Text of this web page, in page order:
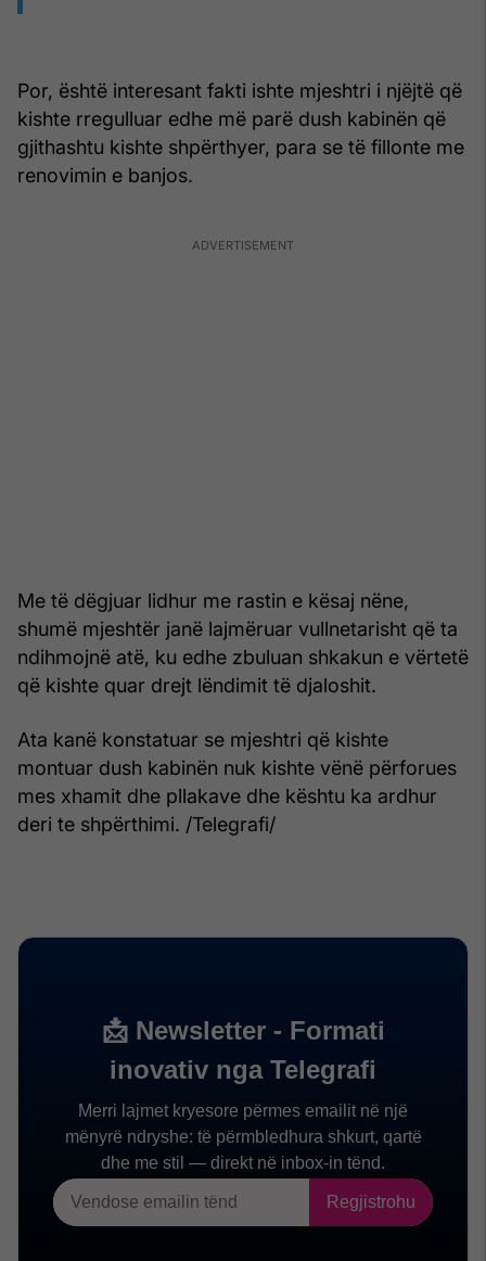
Por, është interesant fakti ishte mjeshtri i njëjtë që
kishte rregulluar edhe më parë dush kabinën që
gjithashtu kishte shpërthyer, para se të fillonte me
renovimin e banjos.
Me të dëgjuar lidhur me rastin e kësaj nëne,
shumë mjeshtër janë lajmëruar vullnetarisht që ta
ndihmojnë atë, ku edhe zbuluan shkakun e vërtetë
që kishte quar drejt lëndimit të djaloshit.
Ata kanë konstatuar se mjeshtri që kishte
montuar dush kabinën nuk kishte vënë përforues
mes xhamit dhe pllakave dhe kështu ka ardhur
deri te shpërthimi. /Telegrafi/